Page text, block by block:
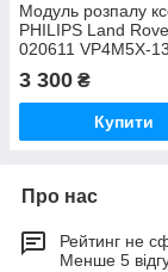
Модуль розпалу
PHILIPS Land
020611 VP4M5X-
AA
3 300 ₴
Купити
Про нас
Рейтинг не
Менше 5